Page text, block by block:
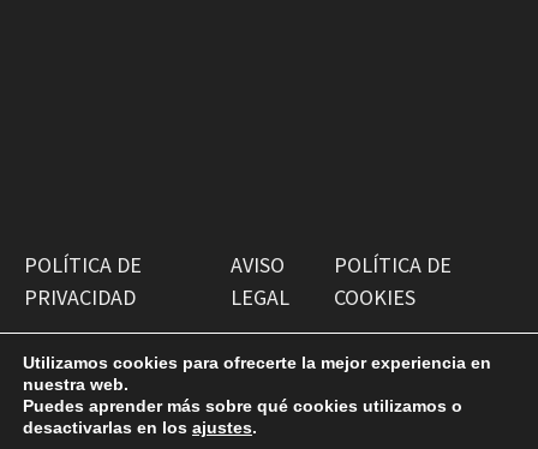
POLÍTICA DE
PRIVACIDAD
AVISO
LEGAL
POLÍTICA DE
COOKIES
Antiguako Pilotazaleok
Utilizamos cookies para ofrecerte la mejor experiencia en
nuestra web.
Puedes aprender más sobre qué cookies utilizamos o
desactivarlas en los ajustes.